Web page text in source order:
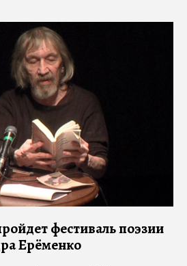
фестиваль поэзии
Ерёменко